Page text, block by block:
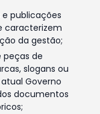
publicações
caracterizem
da gestão;
peças de
slogans ou
Governo
documentos